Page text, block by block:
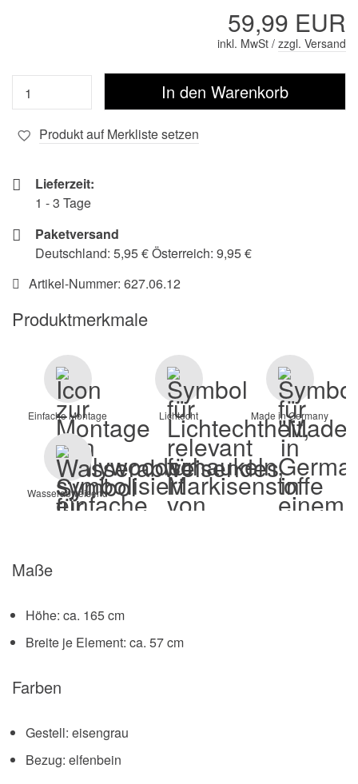
59,99 EUR
inkl. MwSt / zzgl. Versand
Produkt auf Merkliste setzen
Lieferzeit:
1 - 3 Tage
Paketversand
Deutschland: 5,95 € Österreich: 9,95 €
Artikel-Nummer: 627.06.12
Produktmerkmale
Einfache Montage Lichtecht Made in Germany
Wasserabweisend
Maße
Höhe: ca. 165 cm
Breite je Element: ca. 57 cm
Farben
Gestell: eisengrau
Bezug: elfenbein